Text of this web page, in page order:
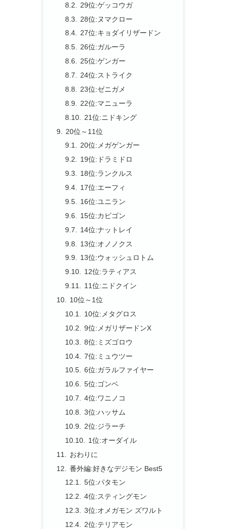
29位:ゲッコウガ
28位:ヌマクロー
27位:キョダイリザードン
26位:ガルーラ
25位:ゲンガー
24位:ストライク
23位:ゼニガメ
22位:マニューラ
21位:ニドキング
20位～11位
20位:メガゲンガー
19位:ドラミドロ
18位:ランクルス
17位:エーフィ
16位:ユニラン
15位:カビゴン
14位:ナットレイ
13位:オノノクス
13位:ウォッシュロトム
12位:ラティアス
11位:ニドクイン
10位～1位
10位:メタグロス
9位:メガリザードンX
8位:ミズゴロウ
7位:ミュウツー
6位:ガラルファイヤー
5位:ゴンベ
4位:ワニノコ
3位:ハッサム
2位:ジラーチ
1位:オーダイル
おわりに
番外編:好きなデジモン Best5
5位:パタモン
4位:スティングモン
3位:オメガモン ズワルト
2位:テリアモン